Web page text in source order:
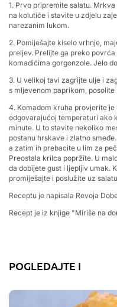
1. Prvo pripremite salatu.
na kolutiće i stavite u zdjelu
narezanim lukom.
2. Pomiješajte kiselo vrhnje,
preljev. Prelijte ga preko
komadićima gorgonzole. Jelo
3. U velikoj tavi zagrijte ulje i
s mljevenom paprikom,
4. Komadom kruha provjerite je
odgovarajućoj temperaturi ako
minute. U to stavite nekoliko
postanu hrskave i zlatno
a zatim ih prebacite u lim za
Preostala krilca popržite. U
da dobijete gust i ljepljiv umak.
promiješajte i poslužite uz
Receptu je napisala Revoja
Recept je iz knjige "Miriše na
POGLEDAJTE I